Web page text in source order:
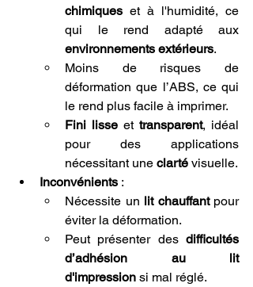
chimiques et à l'humidité, ce
environnements extérieurs.
Moins de risques de
déformation que l’ABS, ce qui
le rend plus facile à imprimer.
Fini lisse et transparent, idéal
pour des applications
nécessitant une clarté visuelle.
Inconvénients :
Nécessite un lit chauffant pour
éviter la déformation.
Peut présenter des difficultés
d’adhésion au lit
d'impression si mal réglé.